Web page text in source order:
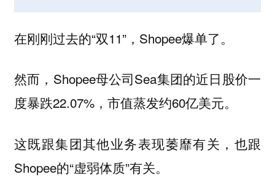
在刚刚过去的“双11”，Shopee爆单了。
然而，Shopee母公司Sea集团的近日股价一
度暴跌22.07%，市值蒸发约60亿美元。
这既跟集团其他业务表现萎靡有关，也跟
Shopee的“虚弱体质”有关。